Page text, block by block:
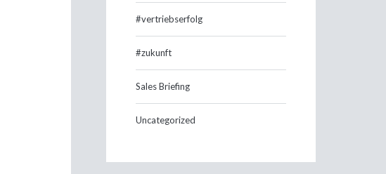
#vertriebserfolg
#zukunft
Sales Briefing
Uncategorized